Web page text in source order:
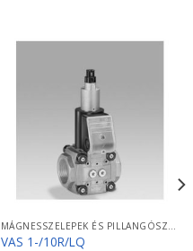
VAS 1-/10R/LQ